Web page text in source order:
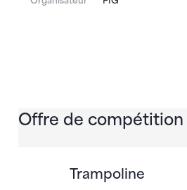
Offre de compétition
Trampoline